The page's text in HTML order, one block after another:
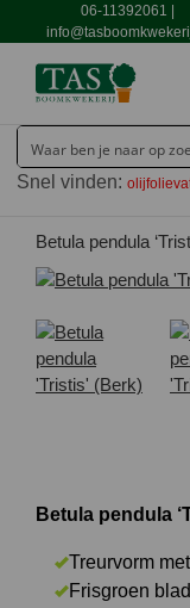
06-11392061
Contact en
Catalogus
Bezorgen
Tuincentrum
Snel vinden:
Betula pendula
Betula pendula
Treurvorm
Frisgroen